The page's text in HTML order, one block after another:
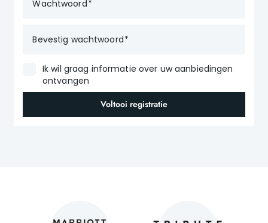
Wachtwoord
Bevestig wachtwoord
Ik wil graag informatie over uw aanbiedingen
ontvangen
Voltooi registratie